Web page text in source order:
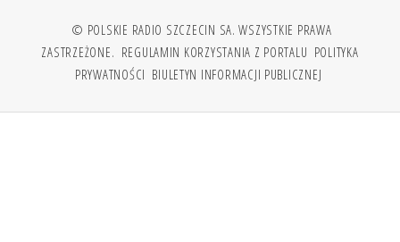
© POLSKIE RADIO SZCZECIN SA. WSZYSTKIE PRAWA
ZASTRZEŻONE. REGULAMIN KORZYSTANIA Z PORTALU POLITYKA
PRYWATNOŚCI BIULETYN INFORMACJI PUBLICZNEJ